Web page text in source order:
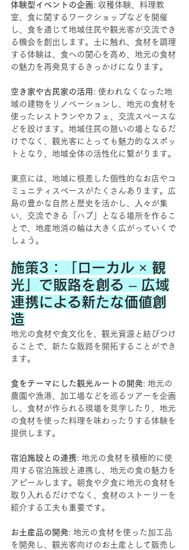
体験型イベントの企画: 収穫体験、料理教
室、食に関するワークショップなどを開催
し、食を通じて地域住民や観光客が交流でき
る機会を創出します。土に触れ、食材を調理
する体験は、食への関心を高め、地元の食材
の魅力を再発見するきっかけになります。
空き家や古民家の活用 : 使われなくなった地
域の建物をリノベーションし、地元の食材を
使ったレストランやカフェ、交流スペースな
どを設けます。地域住民の憩いの場となるだ
けでなく、観光客にとっても魅力的なスポッ
トとなり、地域全体の活性化に繋がります。
東京には、地域に根差した個性的なお店やコ
ミュニティスペースがたくさんあります。広
島の豊かな自然と歴史を活かし、人々が集
い、交流できる「ハブ」となる場所を作るこ
とで、地産地消の輪は大きく広がっていくで
しょう。
施策3：「ローカル × 観
光」で販路を創る – 広域
連携による新たな価値創
造
地元の食材や食文化を、観光資源と結びつけ
ることで、新たな販路を開拓することができ
ます。
食をテーマにした観光ルートの開発: 地元の
農園や漁港、加工場などを巡るツアーを企画
し、食材が作られる現場を見学したり、地元
の食材を使った料理を味わったりする体験を
提供します。
宿泊施設との連携: 地元の食材を積極的に使
用する宿泊施設と連携し、地元の食の魅力を
アピールします。朝食や夕食に地元の食材を
取り入れるだけでなく、食材のストーリーを
紹介する工夫も重要です。
お土産品の開発: 地元の食材を使った加工品
を開発し、観光客向けのお土産として販売し